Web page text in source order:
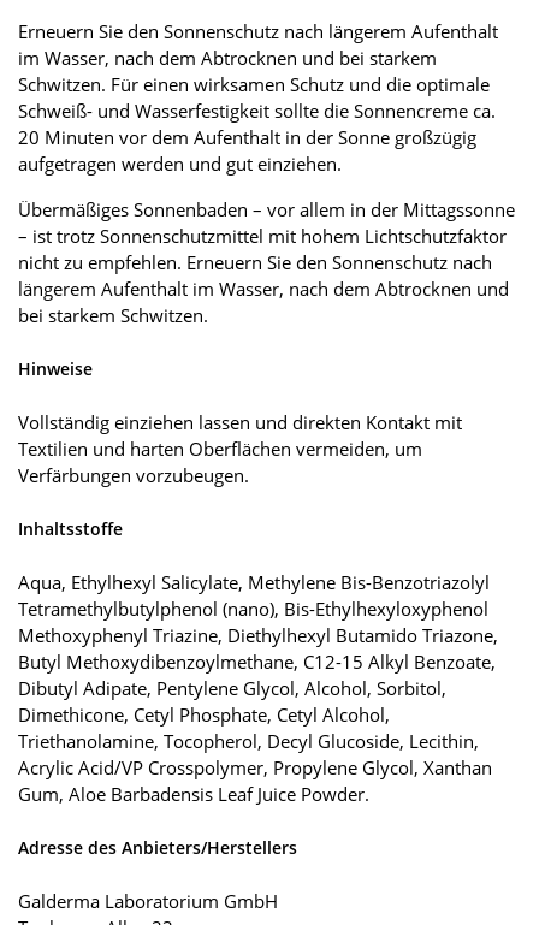
Erneuern Sie den Sonnenschutz nach längerem Aufenthalt
im Wasser, nach dem Abtrocknen und bei starkem
Schwitzen. Für einen wirksamen Schutz und die optimale
Schweiß- und Wasserfestigkeit sollte die Sonnencreme ca.
20 Minuten vor dem Aufenthalt in der Sonne großzügig
aufgetragen werden und gut einziehen.
Übermäßiges Sonnenbaden – vor allem in der Mittagssonne
– ist trotz Sonnenschutzmittel mit hohem Lichtschutzfaktor
nicht zu empfehlen. Erneuern Sie den Sonnenschutz nach
längerem Aufenthalt im Wasser, nach dem Abtrocknen und
bei starkem Schwitzen.
Hinweise
Vollständig einziehen lassen und direkten Kontakt mit
Textilien und harten Oberflächen vermeiden, um
Verfärbungen vorzubeugen.
Inhaltsstoffe
Aqua, Ethylhexyl Salicylate, Methylene Bis-Benzotriazolyl
Tetramethylbutylphenol (nano), Bis-Ethylhexyloxyphenol
Methoxyphenyl Triazine, Diethylhexyl Butamido Triazone,
Butyl Methoxydibenzoylmethane, C12-15 Alkyl Benzoate,
Dibutyl Adipate, Pentylene Glycol, Alcohol, Sorbitol,
Dimethicone, Cetyl Phosphate, Cetyl Alcohol,
Triethanolamine, Tocopherol, Decyl Glucoside, Lecithin,
Acrylic Acid/VP Crosspolymer, Propylene Glycol, Xanthan
Gum, Aloe Barbadensis Leaf Juice Powder.
Adresse des Anbieters/Herstellers
Galderma Laboratorium GmbH